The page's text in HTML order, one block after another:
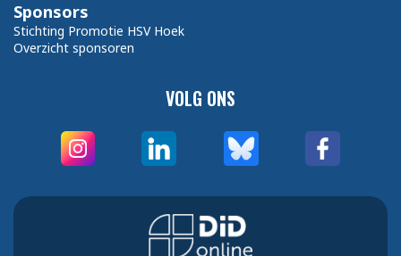
VOLG ONS
Sponsors
Stichting Promotie HSV Hoek
Overzicht sponsoren